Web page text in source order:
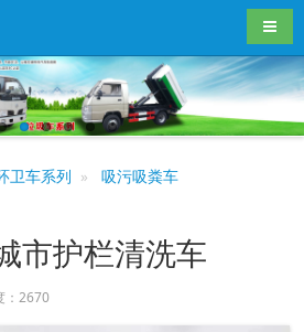
导航
卫车系列 吸污吸粪车
市护栏清洗车
2670